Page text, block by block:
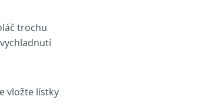
trochu
vložte lístky